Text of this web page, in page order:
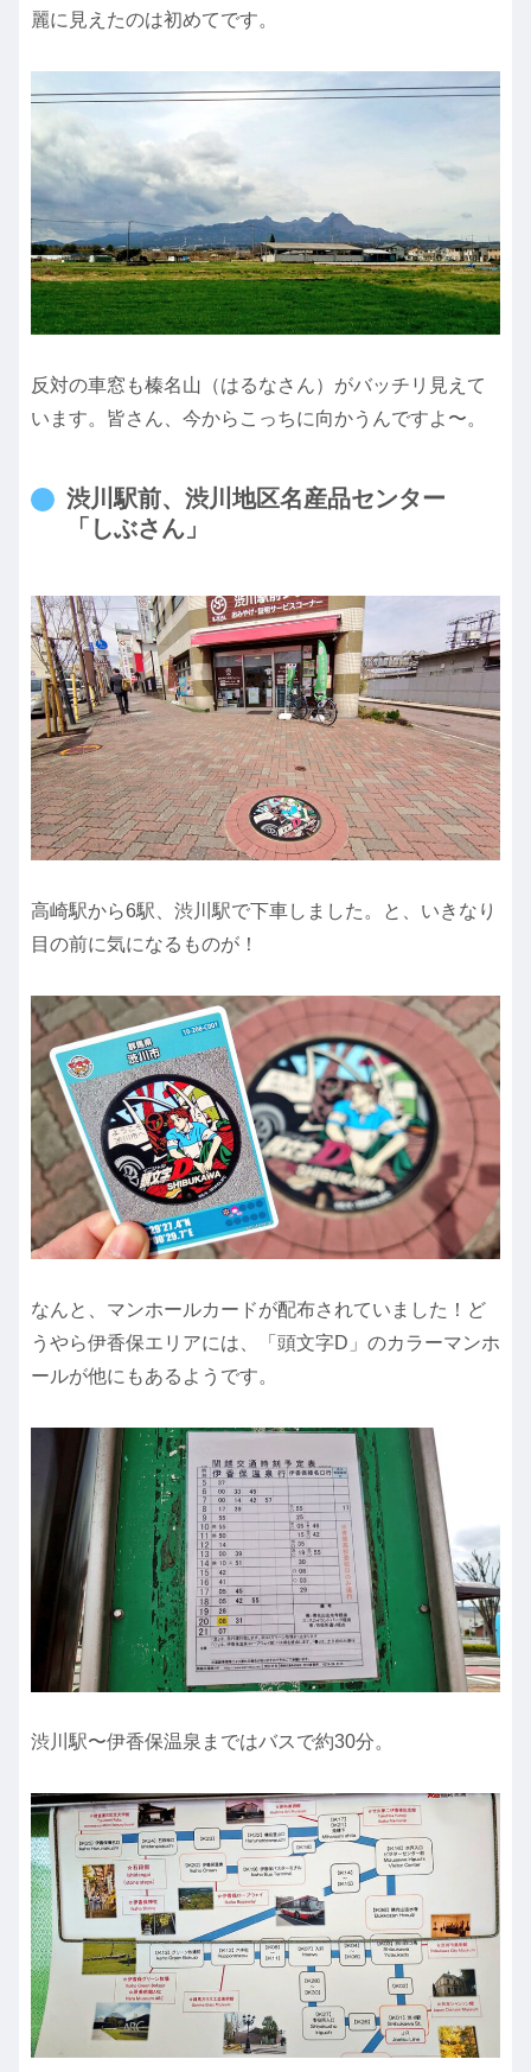
麗に見えたのは初めてです。
反対の車窓も榛名山（はるなさん）がバッチリ見えて
います。皆さん、今からこっちに向かうんですよ〜。
渋川駅前、渋川地区名産品センター
「しぶさん」
高崎駅から6駅、渋川駅で下車しました。と、いきなり
目の前に気になるものが！
なんと、マンホールカードが配布されていました！ど
うやら伊香保エリアには、「頭文字D」のカラーマンホ
ールが他にもあるようです。
渋川駅〜伊香保温泉まではバスで約30分。